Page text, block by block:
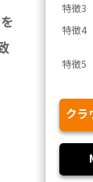
特徴3
特徴4
特徴5
クラ